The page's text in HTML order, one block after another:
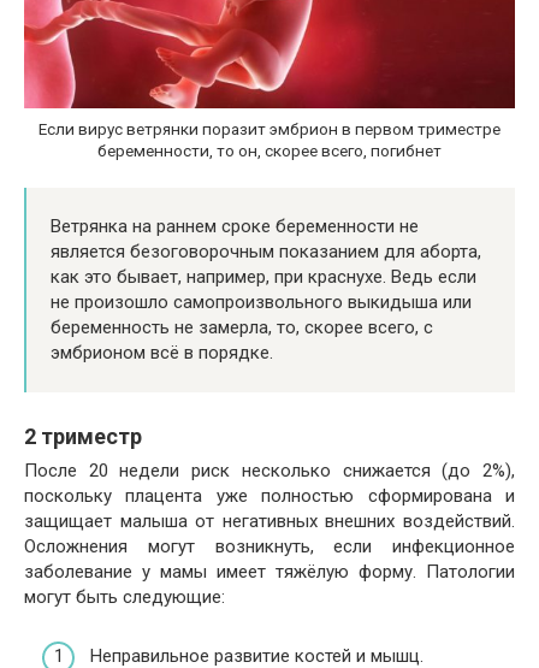
Если вирус ветрянки поразит эмбрион в первом триместре
беременности, то он, скорее всего, погибнет
Ветрянка на раннем сроке беременности не
является безоговорочным показанием для аборта,
как это бывает, например, при краснухе. Ведь если
не произошло самопроизвольного выкидыша или
беременность не замерла, то, скорее всего, с
эмбрионом всё в порядке.
2 триместр
После 20 недели риск несколько снижается (до 2%),
поскольку плацента уже полностью сформирована и
защищает малыша от негативных внешних воздействий.
Осложнения могут возникнуть, если инфекционное
заболевание у мамы имеет тяжёлую форму. Патологии
могут быть следующие:
Неправильное развитие костей и мышц.